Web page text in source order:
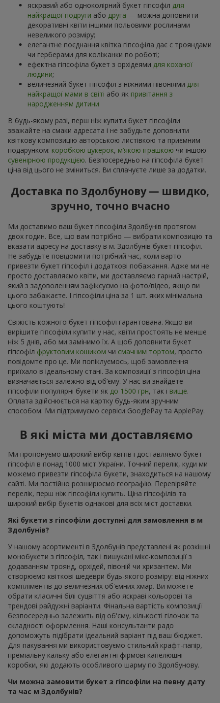
яскравий або одноколірний букет гіпсофіл для
найкращої подруги або друга — можна доповнити
декоративні квіти іншими польовими рослинами
невеликого розміру;
елегантне поєднання квітка гіпсофіла дає с трояндами
чи герберами для коліжанки по роботі;
ефектна гіпсофіла букет з орхідеями для коханої
людини;
величезний букет гіпсофіл з ніжними півоніями для
найкращої мами в світі або як привітання з
народженням дитини
В будь-якому разі, перш ніж купити букет гіпсофіли
зважайте на смаки адресата і не забудьте доповнити
квіткову композицію авторською листівкою та приємним
подарунком: коробкою цукерок, м’якою іграшкою чи іншою
сувенірною продукцією. Безпосередньо на гіпсофіла букет
ціна від цього не зміниться. Ви сплачуєте лише за додатки.
Доставка по Здолбунову — швидко,
зручно, точно вчасно
Ми доставимо ваш букет гіпсофіли Здолбунів протягом
двох годин. Все, що вам потрібно — вибрати композицію та
вказати адресу на доставку в м. Здолбунів букет гіпсофіл.
Не забудьте повідомити потрібний час, коли варто
привезти букет гіпсофіл і додаткові побажання. Адже ми не
просто доставляємо квіти, ми доставляємо гарний настрій,
який з задоволенням зафіксуємо на фото/відео, якщо ви
цього забажаєте. І гіпсофіли ціна за 1 шт. яких мінімальна
цього коштують!
Свіжість кожного букет гіпсофіл гарантована. Якщо ви
вирішите гіпсофіли купити у нас, квіти простоять не менше
ніж 5 днів, або ми замінимо їх. А щоб доповнити букет
гіпсофіл фруктовим кошиком чи смачним тортом, просто
повідомте про це. Ми попіклуємось, щоб замовлення
приїхало в ідеальному стані. За композиції з гіпсофіл ціна
визначається залежно від об’єму. У нас ви знайдете
гіпсофіли популярні букети як до 1500 грн, так і вище.
Оплата здійснюється на картку будь-яким зручним
способом. Ми підтримуємо сервіси GooglePay та ApplePay.
В які міста ми доставляємо
Ми пропонуємо широкий вибір квітів і доставляємо букет
гіпсофіл в понад 1000 міст України. Точний перелік, куди ми
можемо привезти гіпсофіла букети, знаходиться на нашому
сайті. Ми постійно розширюємо географію. Перевіряйте
перелік, перш ніж гіпсофіли купить. Ціна гіпсофілів та
широкий вибір букетів однакові для всіх міст доставки.
Які букети з гіпсофіли доступні для замовлення в м
Здолбунів?
У нашому асортименті в Здолбунів представлені як розкішні
монобукети з гіпсофіл, так і вишукані мікс-композиції з
додаванням троянд, орхідей, півоній чи хризантем. Ми
створюємо квіткові шедеври будь-якого розміру: від ніжних
компліментів до величезних об'ємних хмар. Ви можете
обрати класичні білі суцвіття або яскраві кольорові та
трендові райдужні варіанти. Фінальна вартість композиції
безпосередньо залежить від об'єму, кількості гілочок та
складності оформлення. Наші консультанти радо
допоможуть підібрати ідеальний варіант під ваш бюджет.
Для пакування ми використовуємо стильний крафт-папір,
преміальну кальку або елегантні фірмові капелюшні
коробки, які додають особливого шарму по Здолбунову.
Чи можна замовити букет з гіпсофіли на певну дату
та час м Здолбунів?